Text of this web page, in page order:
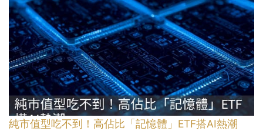
純市值型吃不到！高佔比「記憶體」ETF搭AI熱潮